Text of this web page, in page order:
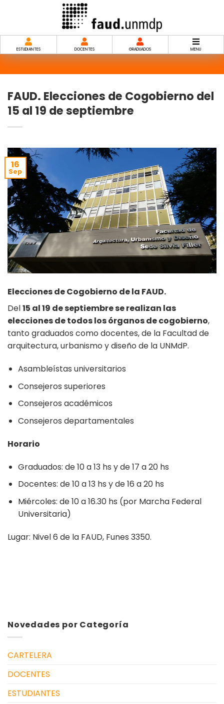
ESTUDIANTES DOCENTES GRADUADOS MENU
Novedades por Categoría
CARTELERA
DOCENTES
ESTUDIANTES
FAUD. Elecciones de Cogobierno del
15 al 19 de septiembre
16
Sep
Elecciones de Cogobierno de la FAUD.
Del15 al 19 de septiembre se realizan las
elecciones de todos los órganos de cogobierno,
tanto graduados como docentes, de la Facultad de
arquitectura, urbanismo y diseño de la UNMdP.
Asambleístas universitarios
Consejeros superiores
Consejeros académicos
Consejeros departamentales
Horario
Graduados: de 10 a 13 hs y de 17 a 20 hs
Docentes: de 10 a 13 hs y de 16 a 20 hs
Miércoles: de 10 a 16.30 hs (por Marcha Federal
Universitaria)
Lugar: Nivel 6 de la FAUD, Funes 3350.